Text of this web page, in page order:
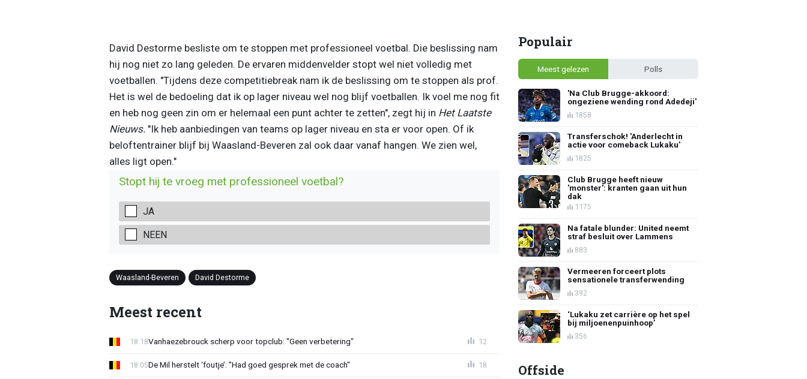
David Destorme besliste om te stoppen met professioneel voetbal. Die beslissing nam
hij nog niet zo lang geleden. De ervaren middenvelder stopt wel niet volledig met
voetballen. "Tijdens deze competitiebreak nam ik de beslissing om te stoppen als prof.
Het is wel de bedoeling dat ik op lager niveau wel nog blijf voetballen. Ik voel me nog fit
en heb nog geen zin om er helemaal een punt achter te zetten", zegt hij in Het Laatste
Nieuws."Ik heb aanbiedingen van teams op lager niveau en sta er voor open. Of ik
beloftentrainer blijf bij Waasland-Beveren zal ook daar vanaf hangen. We zien wel,
alles ligt open."
Stopt hij te vroeg met professioneel voetbal?
JA
NEEN
Waasland-Beveren David Destorme
Meest recent
Vanhaezebrouck scherp voor topclub: "Geen verbetering"
18:18 12
De Mil herstelt ‘foutje’: "Had goed gesprek met de coach"
18:05 18
Populair
Meest gelezen Polls
'Na Club Brugge-akkoord:
ongeziene wending rond Adedeji'
1858
Transferschok! 'Anderlecht in
actie voor comeback Lukaku'
1825
Club Brugge heeft nieuw
'monster': kranten gaan uit hun
dak
1175
Na fatale blunder: United neemt
straf besluit over Lammens
883
Vermeeren forceert plots
sensationele transferwending
392
‘Lukaku zet carrière op het spel
bij miljoenenpuinhoop’
356
Offside